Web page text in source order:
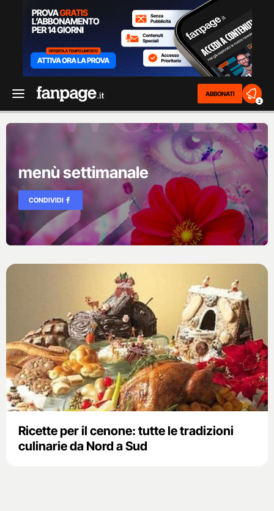
ABBONATI
2
menù settimanale
CONDIVIDI
Ricette per il cenone: tutte le tradizioni
culinarie da Nord a Sud